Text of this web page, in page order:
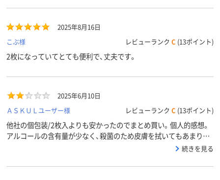
2025年8月16日
こぶ様
レビューランク C (13ポイント)
2枚になっていてとても便利で、丈夫です。
2025年6月10日
ＡＳＫＵＬユーザー様
レビューランク C (13ポイント)
他社の個包装/2枚入よりも安かったのでまとめ買い。個人的感想。
アルコールの含有量が少なく、殺菌のため皮膚を拭いてもあまり濡
れない。少し広い範囲を殺菌したいときは2袋開けることになる。最
続きを見る